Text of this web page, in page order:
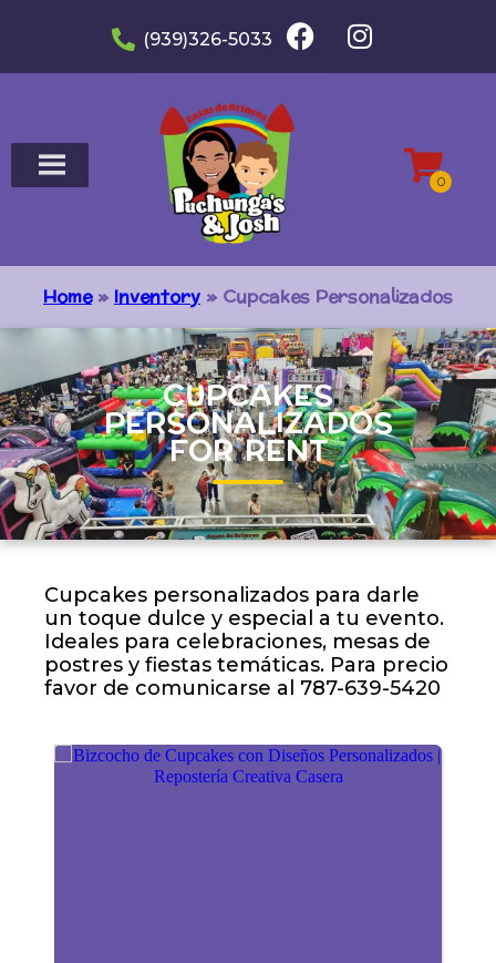
(939)326-5033
Home»Inventory »Cupcakes Personalizados
CUPCAKES
PERSONALIZADOS
FOR RENT
Cupcakes personalizados para darle
un toque dulce y especial a tu evento.
Ideales para celebraciones, mesas de
postres y fiestas temáticas. Para precio
favor de comunicarse al 787-639-5420